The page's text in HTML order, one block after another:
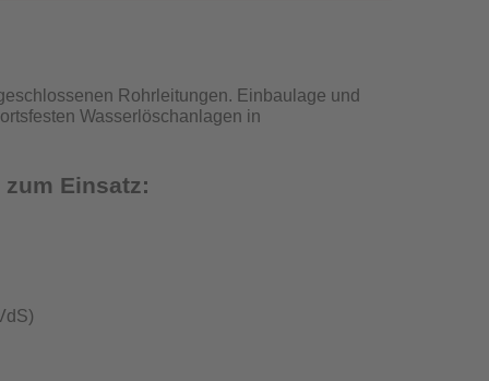
Rohrleitungen. Einbaulage und
Wasserlöschanlagen in
Einsatz:
)